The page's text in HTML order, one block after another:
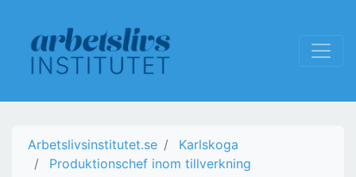
Arbetslivsinstitutet.se
Karlskoga
Produktionschef inom tillverkning